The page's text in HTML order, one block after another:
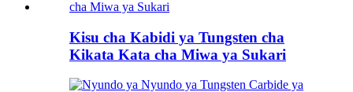
Kisu cha Kabidi ya Tungsten cha
Kikata Kata cha Miwa ya Sukari